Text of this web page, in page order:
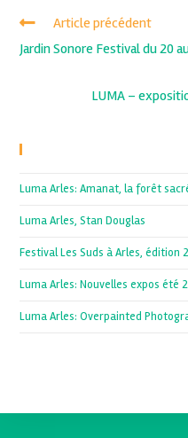
Article précédent
Jardin Sonore Festival du 20
LUMA –
Luma Arles: Amanat, la forêt
Luma Arles, Stan Douglas
Festival Les Suds à Arles, édition
Luma Arles: Nouvelles expos été
Luma Arles: Overpainted